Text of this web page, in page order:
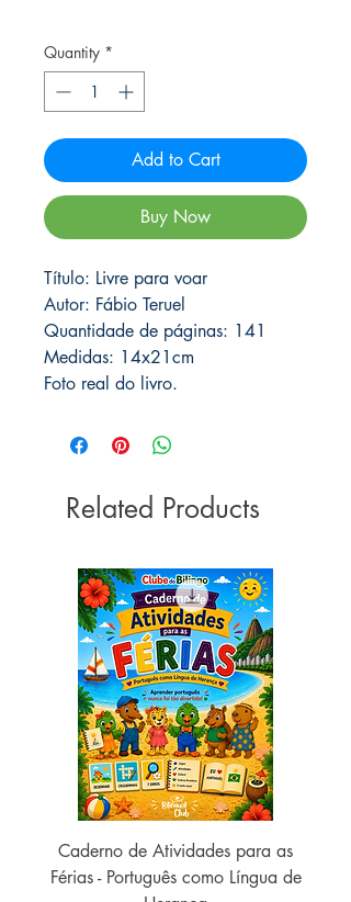
Quantity *
Add to Cart
Buy Now
Título: Livre para voar
Autor: Fábio Teruel
Quantidade de páginas: 141
Medidas: 14x21cm
Foto real do livro.
Related Products
Caderno de Atividades para as
Férias - Português como Língua de